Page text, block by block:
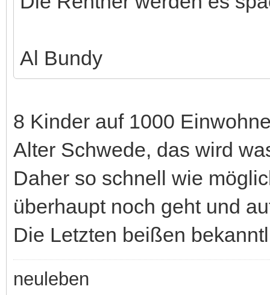
Al Bundy
8 Kinder auf 1000
Alter Schwede, das wird
Daher so schnell wie
überhaupt noch geht und
Die Letzten beißen
neuleben